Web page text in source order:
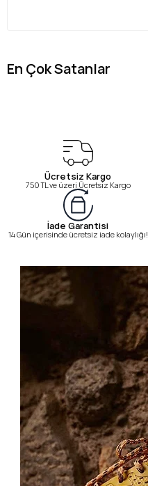
En Çok Satanlar
Ücretsiz Kargo
750 TL ve üzeri Ücretsiz Kargo
İade Garantisi
14 Gün içerisinde ücretsiz iade kolaylığı!